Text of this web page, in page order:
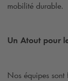
mobilité durable.
Un Atout pour
Nos équipes sont